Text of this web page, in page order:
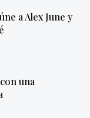
a Alex June y
una